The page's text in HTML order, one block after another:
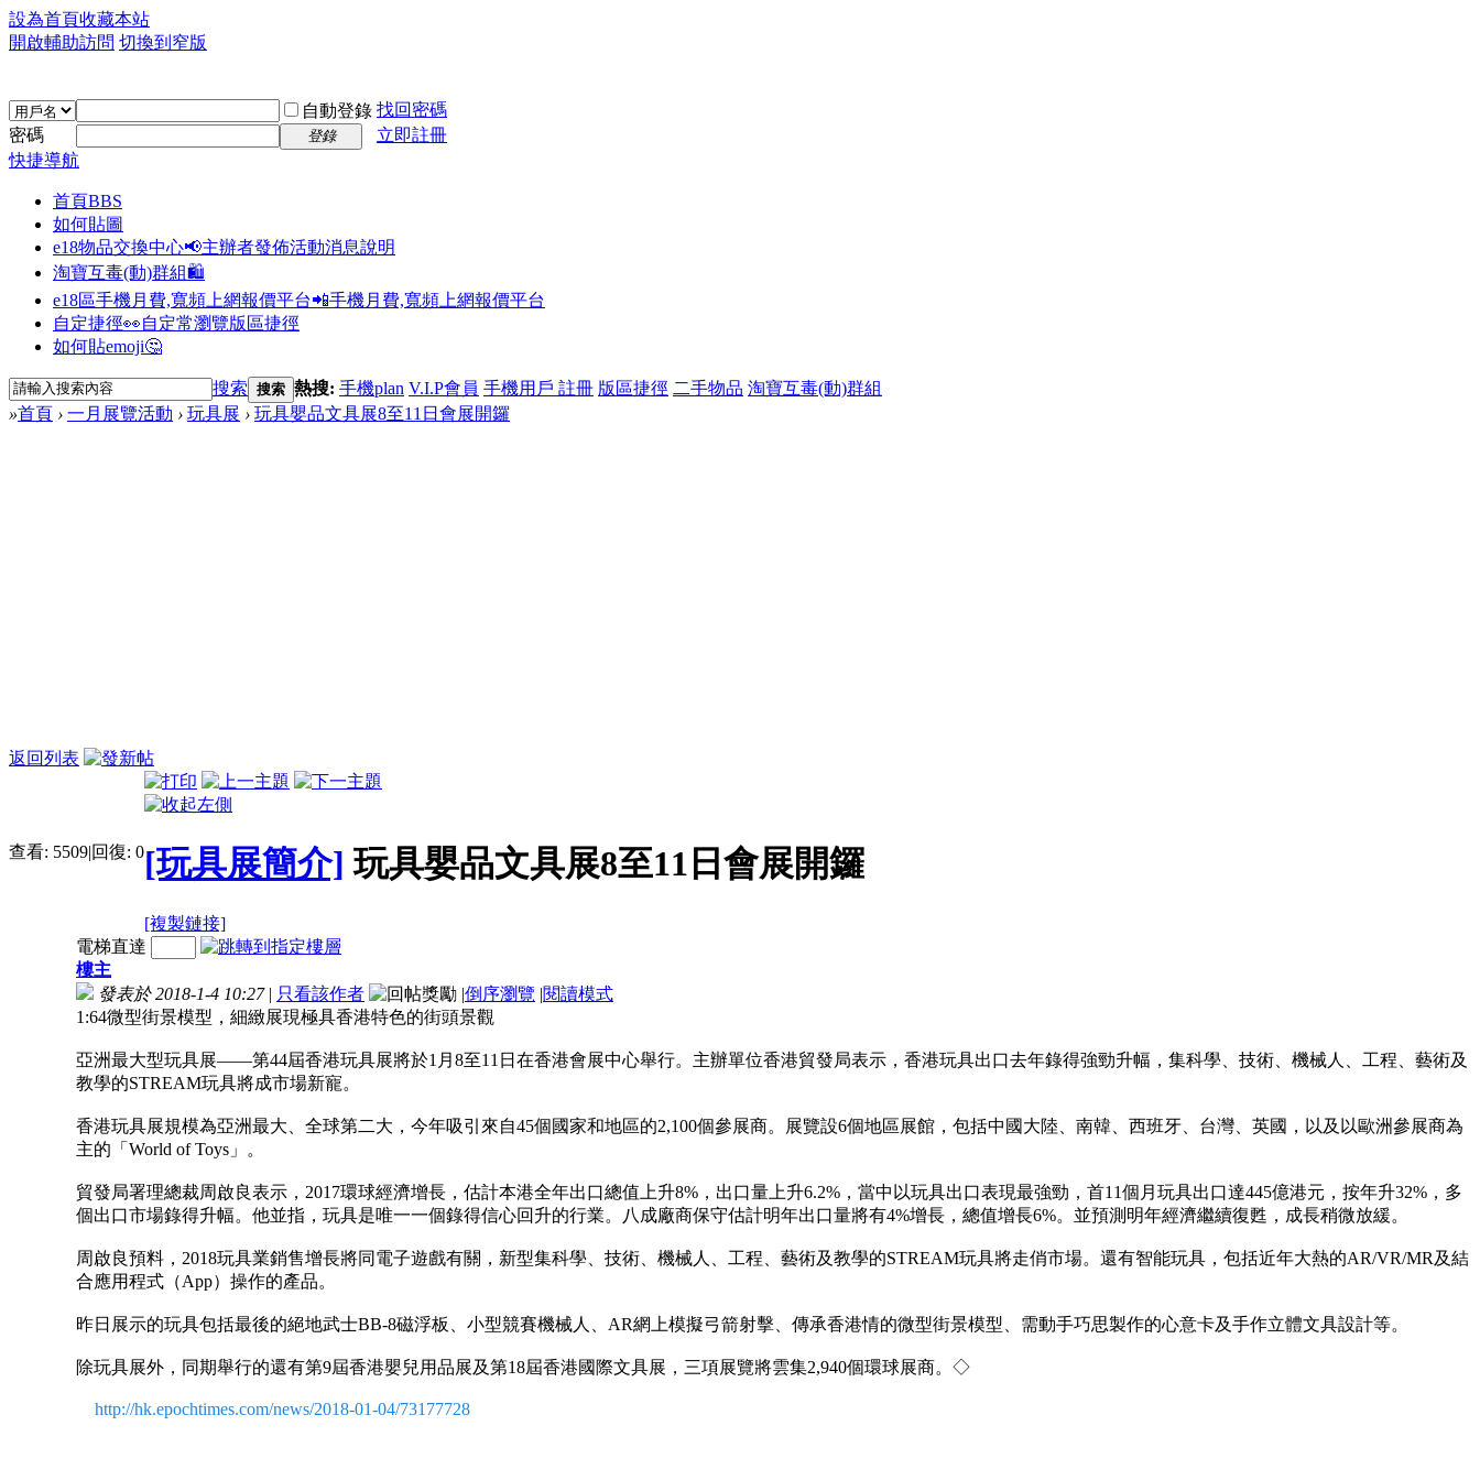
設為首頁收藏本站
開啟輔助訪問 切換到窄版
自動登錄 找回密碼
密碼
登錄
立即註冊
快捷導航
首頁BBS
如何貼圖
e18物品交換中心📢主辦者發佈活動消息說明
淘寶互毒(動)群組🛍️
e18區手機月費,寬頻上網報價平台📲手機月費,寬頻上網報價平台
自定捷徑👀自定常瀏覽版區捷徑
如何貼emoji🤔
搜索 搜索 熱搜: 手機plan V.I.P會員 手機用戶 註冊 版區捷徑 二手物品 淘寶互毒(動)群組
»首頁 › 一月展覽活動 › 玩具展 › 玩具嬰品文具展8至11日會展開鑼
返回列表
查看: 5509|回復: 0[玩具展簡介] 玩具嬰品文具展8至11日會展開鑼
[複製鏈接]
電梯直達
樓主
發表於 2018-1-4 10:27 | 只看該作者 |倒序瀏覽 |閱讀模式
1:64微型街景模型，細緻展現極具香港特色的街頭景觀
亞洲最大型玩具展——第44屆香港玩具展將於1月8至11日在香港會展中心舉行。主辦單位香港貿發局表示，香港玩具出口去年錄得強勁升幅，集科學、技術、機械人、工程、藝術及
教學的STREAM玩具將成市場新寵。
香港玩具展規模為亞洲最大、全球第二大，今年吸引來自45個國家和地區的2,100個參展商。展覽設6個地區展館，包括中國大陸、南韓、西班牙、台灣、英國，以及以歐洲參展商為
主的「World of Toys」。
貿發局署理總裁周啟良表示，2017環球經濟增長，估計本港全年出口總值上升8%，出口量上升6.2%，當中以玩具出口表現最強勁，首11個月玩具出口達445億港元，按年升32%，多
個出口市場錄得升幅。他並指，玩具是唯一一個錄得信心回升的行業。八成廠商保守估計明年出口量將有4%增長，總值增長6%。並預測明年經濟繼續復甦，成長稍微放緩。
周啟良預料，2018玩具業銷售增長將同電子遊戲有關，新型集科學、技術、機械人、工程、藝術及教學的STREAM玩具將走俏市場。還有智能玩具，包括近年大熱的AR/VR/MR及結
合應用程式（App）操作的產品。
昨日展示的玩具包括最後的絕地武士BB-8磁浮板、小型競賽機械人、AR網上模擬弓箭射擊、傳承香港情的微型街景模型、需動手巧思製作的心意卡及手作立體文具設計等。
除玩具展外，同期舉行的還有第9屆香港嬰兒用品展及第18屆香港國際文具展，三項展覽將雲集2,940個環球展商。◇
http://hk.epochtimes.com/news/2018-01-04/73177728